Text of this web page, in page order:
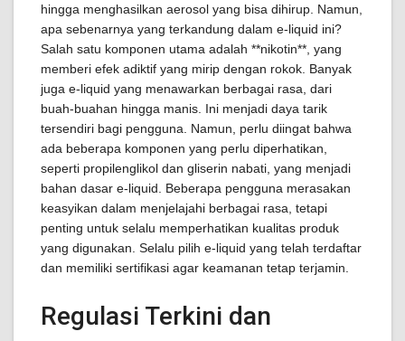
hingga menghasilkan aerosol yang bisa dihirup. Namun,
apa sebenarnya yang terkandung dalam e-liquid ini?
Salah satu komponen utama adalah **nikotin**, yang
memberi efek adiktif yang mirip dengan rokok. Banyak
juga e-liquid yang menawarkan berbagai rasa, dari
buah-buahan hingga manis. Ini menjadi daya tarik
tersendiri bagi pengguna. Namun, perlu diingat bahwa
ada beberapa komponen yang perlu diperhatikan,
seperti propilenglikol dan gliserin nabati, yang menjadi
bahan dasar e-liquid. Beberapa pengguna merasakan
keasyikan dalam menjelajahi berbagai rasa, tetapi
penting untuk selalu memperhatikan kualitas produk
yang digunakan. Selalu pilih e-liquid yang telah terdaftar
dan memiliki sertifikasi agar keamanan tetap terjamin.
Regulasi Terkini dan